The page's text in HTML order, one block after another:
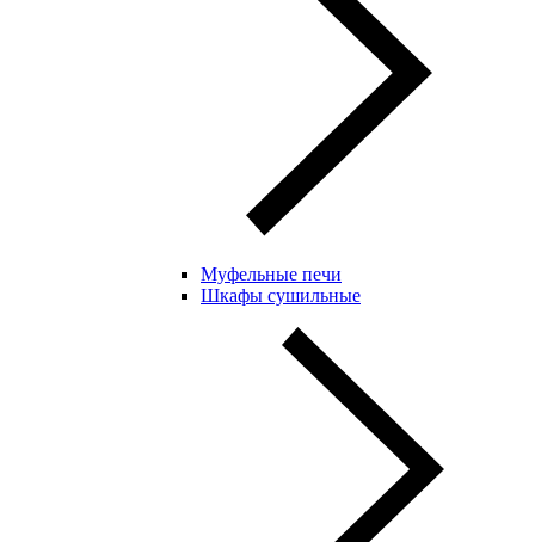
Муфельные печи
Шкафы сушильные